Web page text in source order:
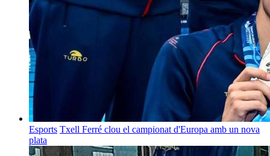
Esports Txell Ferré clou el campionat d'Europa amb un nova
plata